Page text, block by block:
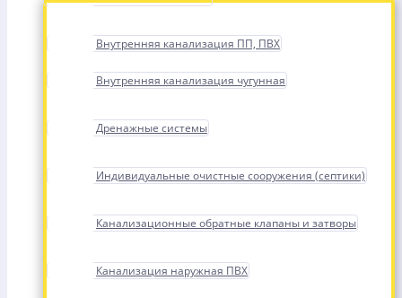
Внутренняя канализация ПП, ПВХ
Внутренняя канализация чугунная
Дренажные системы
Индивидуальные очистные сооружения (септики)
Канализационные обратные клапаны и затворы
Канализация наружная ПВХ